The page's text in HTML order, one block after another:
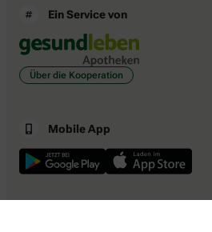
Ein Service von
Über die Kooperation
Mobile App